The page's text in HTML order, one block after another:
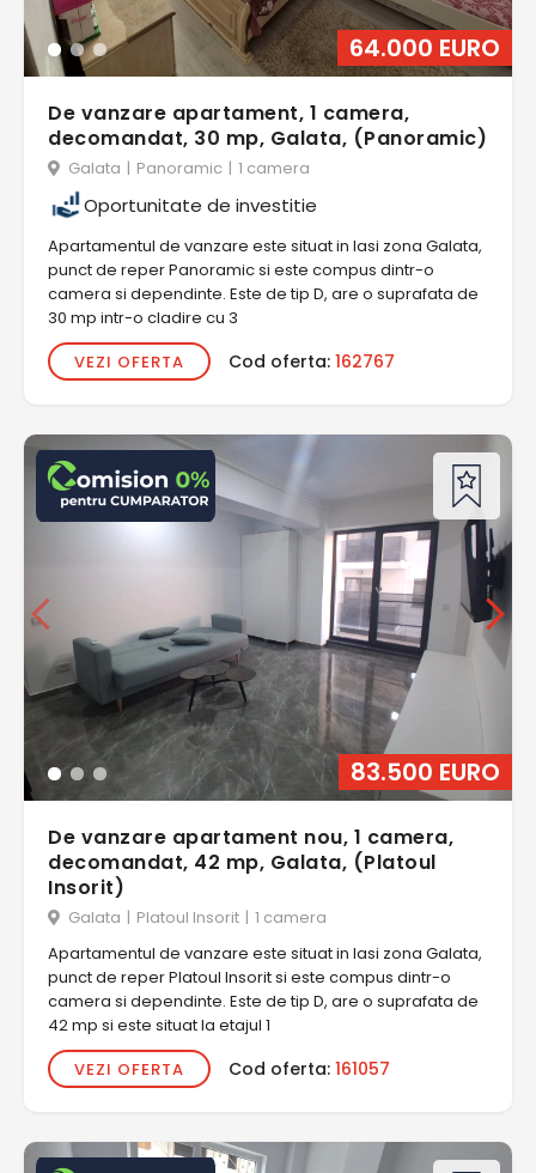
64.000 EURO
De vanzare apartament, 1 camera,
decomandat, 30 mp, Galata, (Panoramic)
Galata | Panoramic | 1 camera
Oportunitate de investitie
Apartamentul de vanzare este situat in Iasi zona Galata,
punct de reper Panoramic si este compus dintr-o
camera si dependinte. Este de tip D, are o suprafata de
30 mp intr-o cladire cu 3
VEZI OFERTA
Cod oferta: 162767
83.500 EURO
De vanzare apartament nou, 1 camera,
decomandat, 42 mp, Galata, (Platoul
Insorit)
Galata | Platoul Insorit | 1 camera
Apartamentul de vanzare este situat in Iasi zona Galata,
punct de reper Platoul Insorit si este compus dintr-o
camera si dependinte. Este de tip D, are o suprafata de
42 mp si este situat la etajul 1
VEZI OFERTA
Cod oferta: 161057